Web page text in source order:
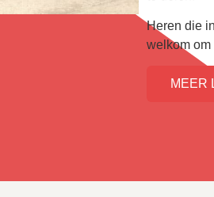
Heren die
welkom
MEER